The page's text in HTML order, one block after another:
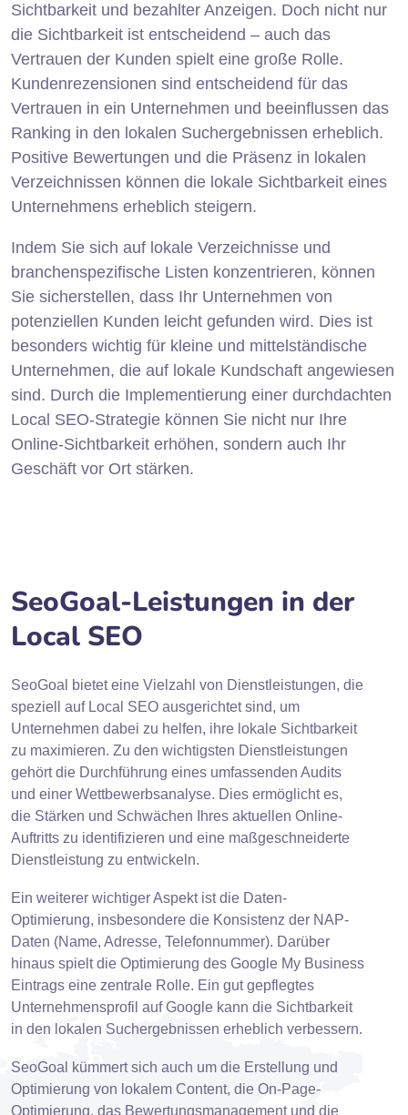
Sichtbarkeit und bezahlter Anzeigen. Doch nicht nur
die Sichtbarkeit ist entscheidend – auch das
Vertrauen der Kunden spielt eine große Rolle.
Kundenrezensionen sind entscheidend für das
Vertrauen in ein Unternehmen und beeinflussen das
Ranking in den lokalen Suchergebnissen erheblich.
Positive Bewertungen und die Präsenz in lokalen
Verzeichnissen können die lokale Sichtbarkeit eines
Unternehmens erheblich steigern.
Indem Sie sich auf lokale Verzeichnisse und
branchenspezifische Listen konzentrieren, können
Sie sicherstellen, dass Ihr Unternehmen von
potenziellen Kunden leicht gefunden wird. Dies ist
besonders wichtig für kleine und mittelständische
Unternehmen, die auf lokale Kundschaft angewiesen
sind. Durch die Implementierung einer durchdachten
Local SEO-Strategie können Sie nicht nur Ihre
Online-Sichtbarkeit erhöhen, sondern auch Ihr
Geschäft vor Ort stärken.
SeoGoal-Leistungen in der
Local SEO
SeoGoal bietet eine Vielzahl von Dienstleistungen, die
speziell auf Local SEO ausgerichtet sind, um
Unternehmen dabei zu helfen, ihre lokale Sichtbarkeit
zu maximieren. Zu den wichtigsten Dienstleistungen
gehört die Durchführung eines umfassenden Audits
und einer Wettbewerbsanalyse. Dies ermöglicht es,
die Stärken und Schwächen Ihres aktuellen Online-
Auftritts zu identifizieren und eine maßgeschneiderte
Dienstleistung zu entwickeln.
Ein weiterer wichtiger Aspekt ist die Daten-
Optimierung, insbesondere die Konsistenz der NAP-
Daten (Name, Adresse, Telefonnummer). Darüber
hinaus spielt die Optimierung des Google My Business
Eintrags eine zentrale Rolle. Ein gut gepflegtes
Unternehmensprofil auf Google kann die Sichtbarkeit
in den lokalen Suchergebnissen erheblich verbessern.
SeoGoal kümmert sich auch um die Erstellung und
Optimierung von lokalem Content, die On-Page-
Optimierung, das Bewertungsmanagement und die